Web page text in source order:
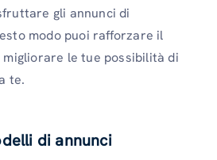
gli annunci di
modo puoi rafforzare il
le tue possibilità di
te.
di annunci